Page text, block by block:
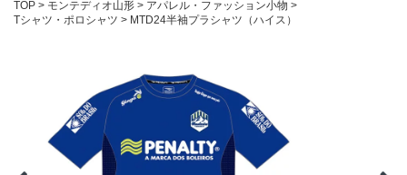
TOP モンテディオ山形
アパレル・ファッション小物
Tシャツ・ポロシャツ
MTD24半袖プラシャツ（ハイス）